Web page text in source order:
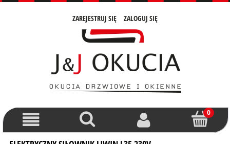
ZAREJESTRUJ SIĘ ZALOGUJ SIĘ